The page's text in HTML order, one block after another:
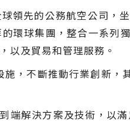
先的公務航空公司，坐
環球集團，整合一系列
以及貿易和管理服務。
，不斷推動行業創新
端解決方案及技術，以